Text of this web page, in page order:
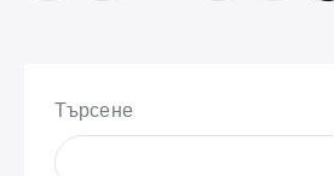
Търсене